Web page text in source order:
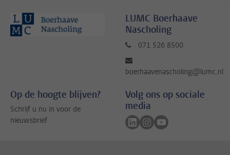
LUMC Boerhaave
Nascholing
071 526 8500
boerhaavenascholing@lumc.nl
Op de hoogte blijven?
Schrijf u nu in voor de
nieuwsbrief
Volg ons op sociale
media
Volg ons op linkedin
Volg ons op instagram
Volg ons op